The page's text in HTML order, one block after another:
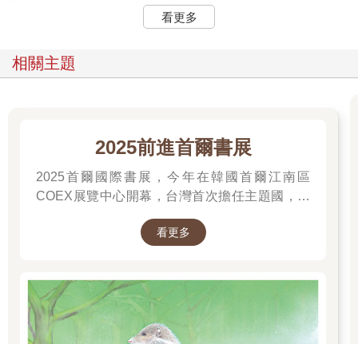
看更多
相關主題
2025前進首爾書展
2025首爾國際書展，今年在韓國首爾江南區
COEX展覽中心開幕，台灣首次擔任主題國，有
他們的作品，並共享參展喜悅。
看更多